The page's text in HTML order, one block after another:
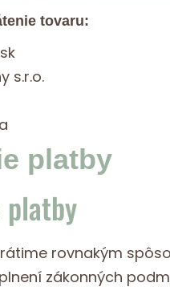
tovaru:
s.r.o.
platby
rovnakým
zákonných